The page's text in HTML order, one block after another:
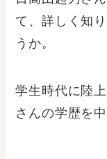
て、詳しく知
うか。
学生時代に陸
さんの学歴を